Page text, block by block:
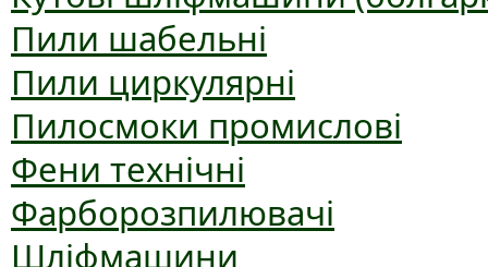
Пили шабельні
Пили циркулярні
Пилосмоки промислові
Фени технічні
Фарборозпилювачі
Шліфмашини